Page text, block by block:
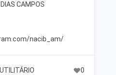
CAMPOS
nacib_am/
0